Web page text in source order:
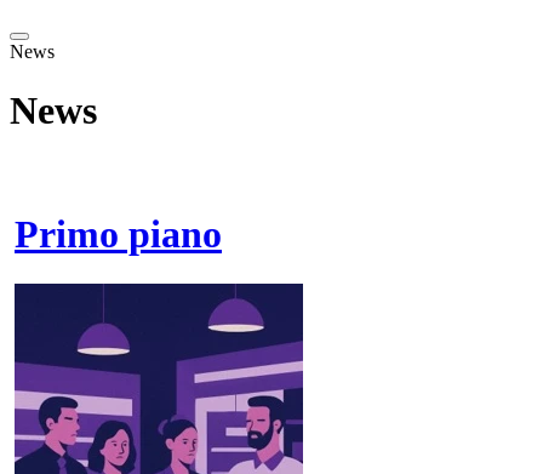
News
News
Primo piano